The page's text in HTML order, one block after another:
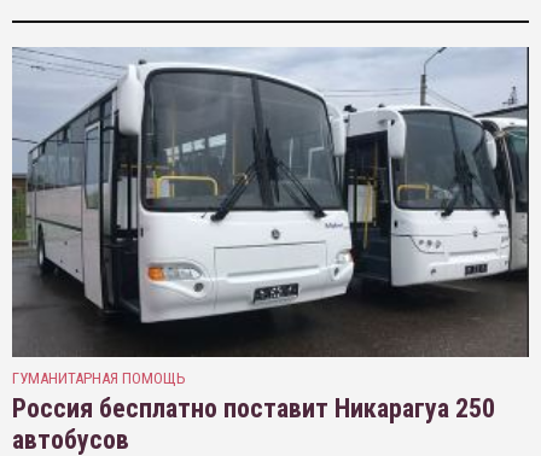
ГУМАНИТАРНАЯ ПОМОЩЬ
Россия бесплатно поставит Никарагуа 250
автобусов